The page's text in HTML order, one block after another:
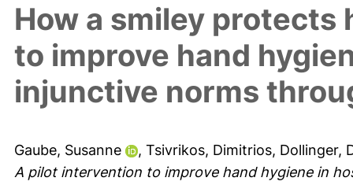
How a smiley
to improve hand
injunctive norms
Gaube, Susanne , Tsivrikos, Dimitrios, Dollinger,
A pilot intervention to improve hand hygiene in